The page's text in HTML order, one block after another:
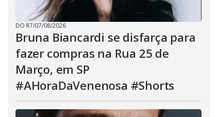
DO R7/07/08/2026
Bruna Biancardi se disfarça para
fazer compras na Rua 25 de
Março, em SP
#AHoraDaVenenosa #Shorts